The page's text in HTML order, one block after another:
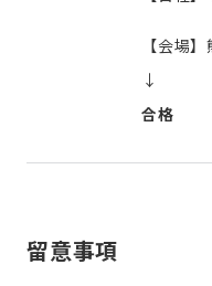
【会場
↓
合格
留意事項